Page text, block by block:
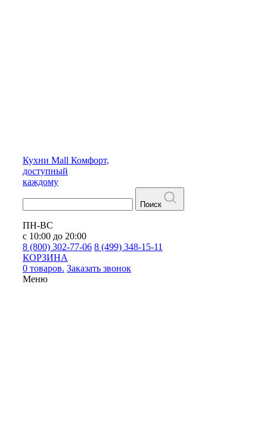
Кухни Mall Комфорт,
доступный
каждому
Поиск
ПН-ВС
с 10:00 до 20:00
8 (800) 302-77-06 8 (499) 348-15-11
КОРЗИНА
0 товаров. Заказать звонок
Меню